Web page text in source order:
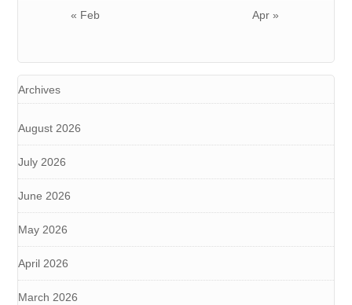
« Feb Apr »
Archives
August 2026
July 2026
June 2026
May 2026
April 2026
March 2026